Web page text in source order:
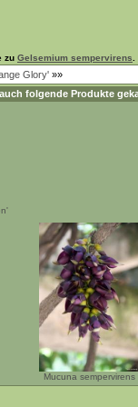
zu Gelsemium sempervirens
Glory'»»
folgende Produkte
Mucuna sempervirens